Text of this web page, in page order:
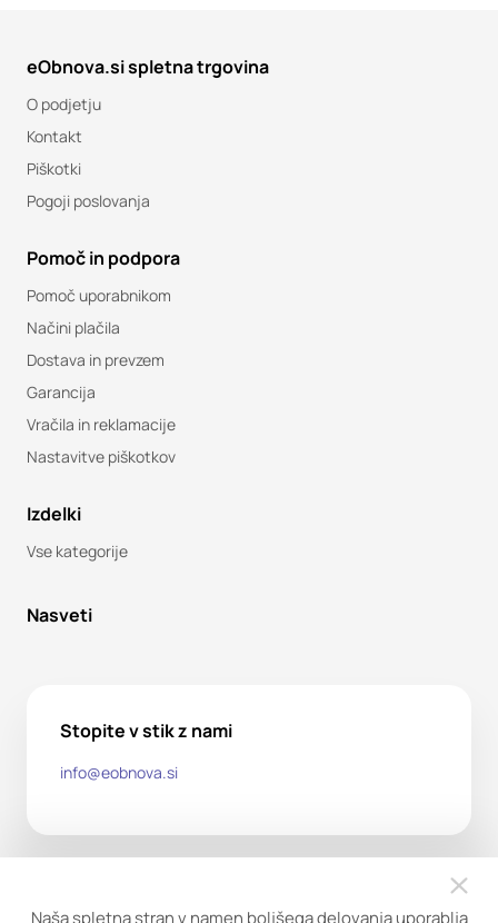
eObnova.si spletna trgovina
O podjetju
Kontakt
Piškotki
Pogoji poslovanja
Pomoč in podpora
Pomoč uporabnikom
Načini plačila
Dostava in prevzem
Garancija
Vračila in reklamacije
Nastavitve piškotkov
Izdelki
Vse kategorije
Nasveti
Stopite v stik z nami
info@eobnova.si
Naša spletna stran v namen boljšega delovanja uporablja